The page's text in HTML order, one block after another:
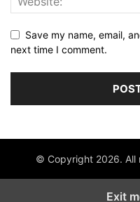
Save my name, email,
next time I comment.
© Copyright 2026. All
Exit